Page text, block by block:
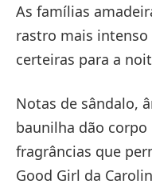
As famílias
rastro mais intenso
certeiras para a
Notas de sândalo,
baunilha dão
fragrâncias que
Good Girl da